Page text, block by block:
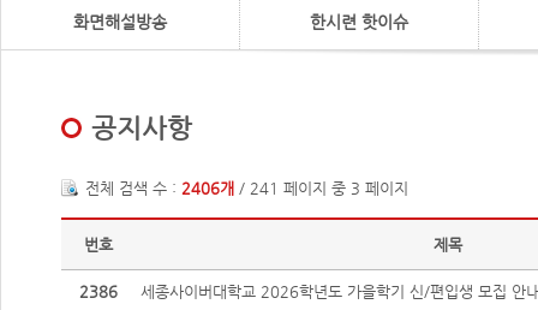
화면해설방송 한시련 핫이슈
공지사항
전체 검색 수 : 2406개 / 241 페이지 중 3 페이지
번호 제목
2386 세종사이버대학교 2026학년도 가을학기 신/편입생 모집 안